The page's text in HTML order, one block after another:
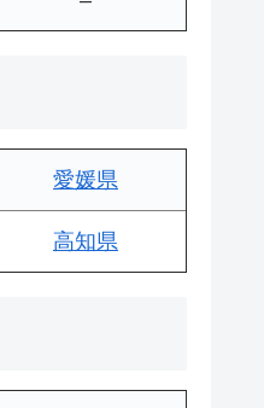
愛媛県
高知県